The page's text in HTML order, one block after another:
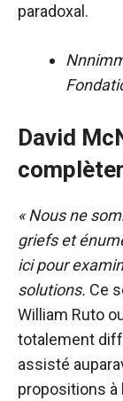
paradoxal.
David
« Nous ne
griefs et
ici pour
solutions. Ce
William Ruto
totalement
assisté
propositions à